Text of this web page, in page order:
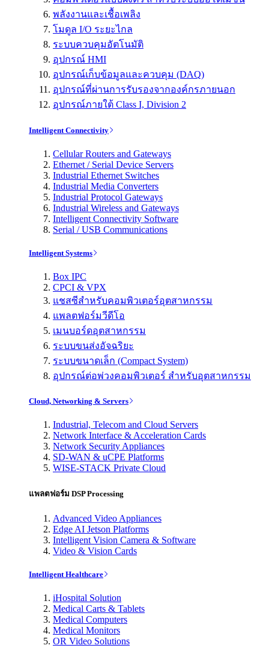
พลังงานและเชื้อเพลิง
โมดูล I/O ระยะไกล
ระบบควบคุมอัตโนมัติ
อุปกรณ์ HMI
อุปกรณ์เก็บข้อมูลและควบคุม (DAQ)
อุปกรณ์ที่ผ่านการรับรองจากองค์กรภายนอก
อุปกรณ์ภายใต้ Class I, Division 2
Intelligent Connectivity
Cellular Routers and Gateways
Ethernet / Serial Device Servers
Industrial Ethernet Switches
Industrial Media Converters
Industrial Protocol Gateways
Industrial Wireless and Gateways
Intelligent Connectivity Software
Serial / USB Communications
Intelligent Systems
Box IPC
CPCI & VPX
แชสซีสำหรับคอมพิวเตอร์อุตสาหกรรม
แพลตฟอร์มวีดีโอ
เมนบอร์ดอุตสาหกรรม
ระบบขนส่งอัจฉริยะ
ระบบขนาดเล็ก (Compact System)
อุปกรณ์ต่อพ่วงคอมพิวเตอร์ สำหรับอุตสาหกรรม
Cloud, Networking & Servers
Industrial, Telecom and Cloud Servers
Network Interface & Acceleration Cards
Network Security Appliances
SD-WAN & uCPE Platforms
WISE-STACK Private Cloud
แพลตฟอร์ม DSP Processing
Advanced Video Appliances
Edge AI Jetson Platforms
Intelligent Vision Camera & Software
Video & Vision Cards
Intelligent Healthcare
iHospital Solution
Medical Carts & Tablets
Medical Computers
Medical Monitors
OR Video Solutions